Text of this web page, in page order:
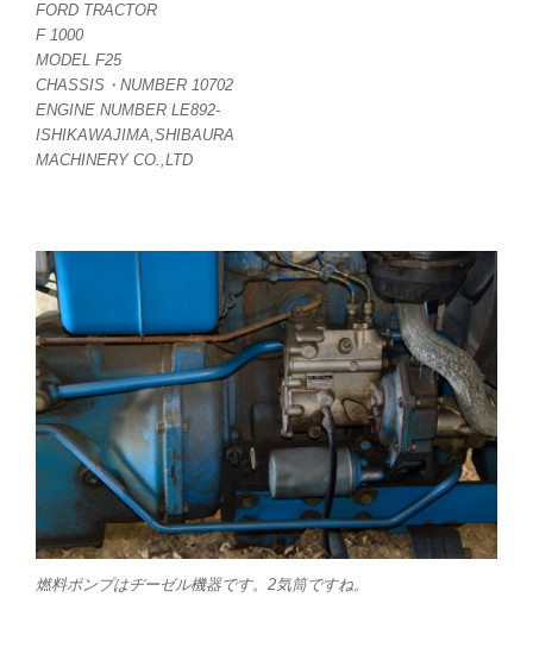
FORD TRACTOR
F 1000
MODEL F25
CHASSIS・NUMBER 10702
ENGINE NUMBER LE892-
ISHIKAWAJIMA,SHIBAURA
MACHINERY CO.,LTD
燃料ポンプはヂーゼル機器です。2気筒ですね。